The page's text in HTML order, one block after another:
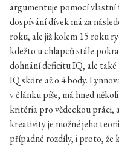
argumentuje pomocí vlastní
dospívání dívek má za
roku, ale již kolem 15 roku
kdežto u chlapců stále
dohnání deficitu IQ, ale také
IQ skóre až o 4 body.
v článku píše, má hned
kritéria pro vědeckou práci,
kreativity je možné jeho
případné rozdíly, i proto, že